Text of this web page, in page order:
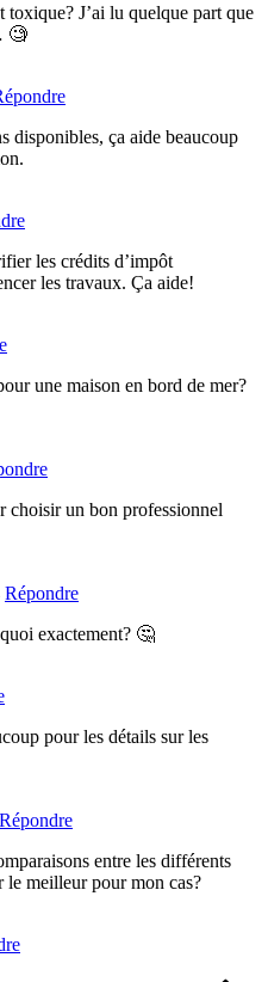
toxique? J’ai lu quelque part que
🧐
disponibles, ça aide beaucoup
les crédits d’impôt
les travaux. Ça aide!
une maison en bord de mer?
choisir un bon professionnel
Répondre
exactement? 🤔
pour les détails sur les
Répondre
entre les différents
meilleur pour mon cas?